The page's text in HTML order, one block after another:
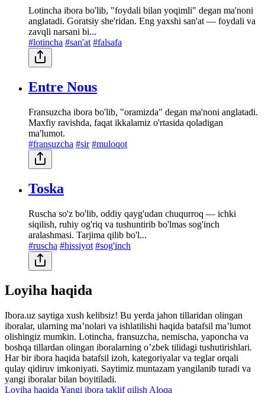
Lotincha ibora bo'lib, "foydali bilan yoqimli" degan ma'noni
anglatadi. Goratsiy she'ridan. Eng yaxshi san'at — foydali va
zavqli narsani bi...
#lotincha #san'at #falsafa
Entre Nous
Fransuzcha ibora bo'lib, "oramizda" degan ma'noni anglatadi.
Maxfiy ravishda, faqat ikkalamiz o'rtasida qoladigan
ma'lumot.
#fransuzcha #sir #muloqot
Toska
Ruscha so'z bo'lib, oddiy qayg'udan chuqurroq — ichki
siqilish, ruhiy og'riq va tushuntirib bo'lmas sog'inch
aralashmasi. Tarjima qilib bo'l...
#ruscha #hissiyot #sog'inch
Loyiha haqida
Ibora.uz saytiga xush kelibsiz! Bu yerda jahon tillaridan olingan
iboralar, ularning maʼnolari va ishlatilishi haqida batafsil maʼlumot
olishingiz mumkin. Lotincha, fransuzcha, nemischa, yaponcha va
boshqa tillardan olingan iboralarning oʼzbek tilidagi tushutirishlari.
Har bir ibora haqida batafsil izoh, kategoriyalar va teglar orqali
qulay qidiruv imkoniyati. Saytimiz muntazam yangilanib turadi va
yangi iboralar bilan boyitiladi.
Loyiha haqida Yangi ibora taklif qilish Aloqa